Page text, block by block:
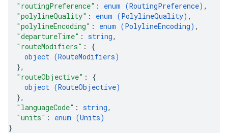
"routingPreference" : enum (RoutingPreference) ,
"polylineQuality" : enum (PolylineQuality) ,
"polylineEncoding" : enum (PolylineEncoding) ,
"departureTime" : string,
"routeModifiers" : {
object (RouteModifiers)
},
"routeObjective" : {
object (RouteObjective)
},
"languageCode" : string,
"units" : enum (Units)
}